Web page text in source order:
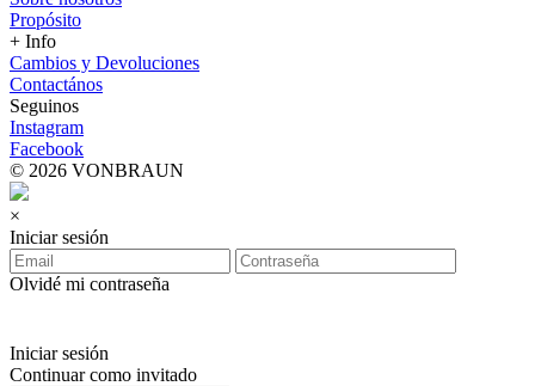
Propósito
+ Info
Cambios y Devoluciones
Contactános
Seguinos
Instagram
Facebook
© 2026 VONBRAUN
×
Iniciar sesión
Olvidé mi contraseña
Iniciar sesión
Continuar como invitado